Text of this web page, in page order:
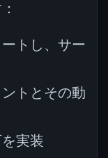
トし、サー
トとその動
実装